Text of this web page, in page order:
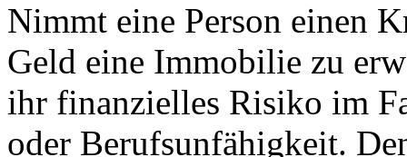
Nimmt eine Person einen
Geld eine Immobilie zu
ihr finanzielles Risiko im
oder Berufsunfähigkeit.